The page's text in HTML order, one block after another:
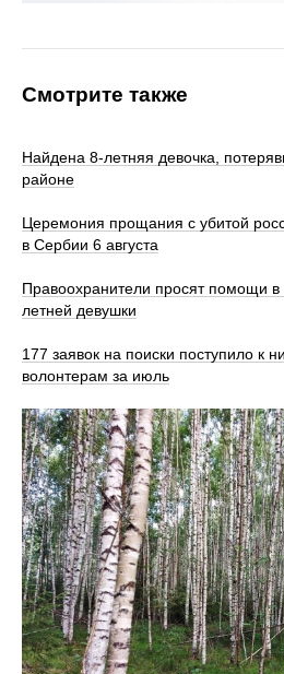
Смотрите также
Найдена 8-летняя девочка,
районе
Церемония прощания с убитой
в Сербии 6 августа
Правоохранители просят помощи
летней девушки
177 заявок на поиски поступило к
волонтерам за июль